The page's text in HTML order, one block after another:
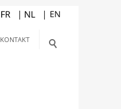
KONTAKT